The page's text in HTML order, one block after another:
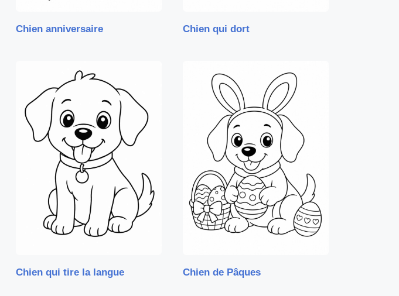
Chien anniversaire Chien qui dort
Chien qui tire la langue Chien de Pâques